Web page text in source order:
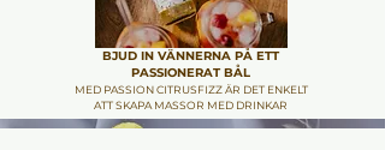
BJUD IN VÄNNERNA PÅ ETT
PASSIONERAT BÅL
MED PASSION CITRUSFIZZ ÄR DET ENKELT
ATT SKAPA MASSOR MED DRINKAR